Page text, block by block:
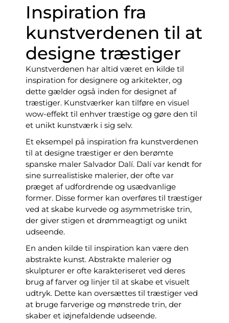
Inspiration fra
kunstverdenen til at
designe træstiger
Kunstverdenen har altid været en kilde til
inspiration for designere og arkitekter, og
dette gælder også inden for designet af
træstiger. Kunstværker kan tilføre en visuel
wow-effekt til enhver træstige og gøre den til
et unikt kunstværk i sig selv.
Et eksempel på inspiration fra kunstverdenen
til at designe træstiger er den berømte
spanske maler Salvador Dalí. Dalí var kendt for
sine surrealistiske malerier, der ofte var
præget af udfordrende og usædvanlige
former. Disse former kan overføres til træstiger
ved at skabe kurvede og asymmetriske trin,
der giver stigen et drømmeagtigt og unikt
udseende.
En anden kilde til inspiration kan være den
abstrakte kunst. Abstrakte malerier og
skulpturer er ofte karakteriseret ved deres
brug af farver og linjer til at skabe et visuelt
udtryk. Dette kan oversættes til træstiger ved
at bruge farverige og mønstrede trin, der
skaber et iøjnefaldende udseende.